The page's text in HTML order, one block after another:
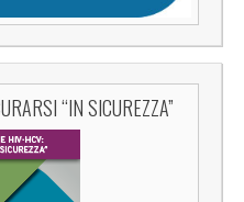
“IN SICUREZZA”